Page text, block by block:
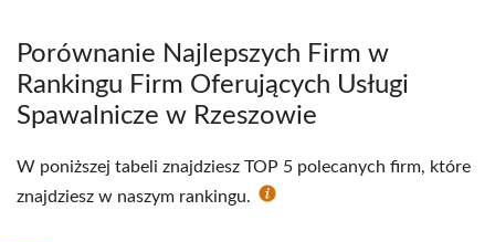
Porównanie Najlepszych Firm w
Rankingu Firm Oferujących Usługi
Spawalnicze w Rzeszowie
W poniższej tabeli znajdziesz TOP 5 polecanych firm, które
znajdziesz w naszym rankingu.